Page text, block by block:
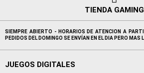
TIENDA GAMING
SIEMPRE ABIERTO - HORARIOS DE ATENCION A
PEDIDOS DEL DOMINGO SE ENVÍAN EN EL DIA PERO MAS
JUEGOS DIGITALES